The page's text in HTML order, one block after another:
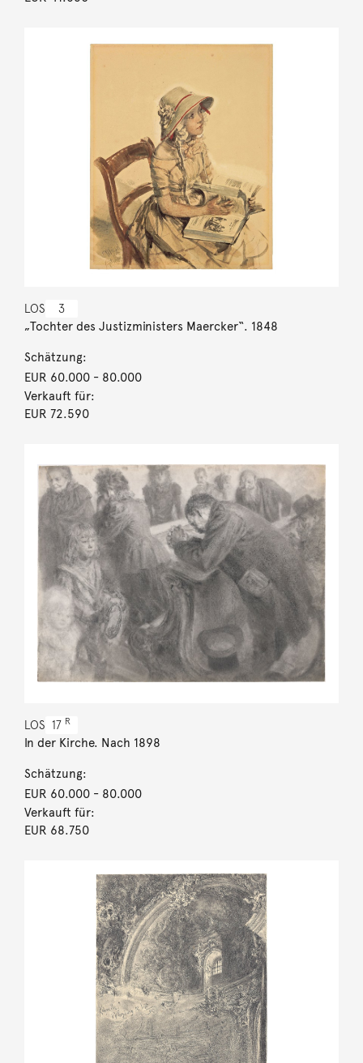
LOS 3
„Tochter des Justizministers Maercker“. 1848
Schätzung:
EUR 60.000- 80.000
Verkauft für:
EUR 72.590
LOS 17 R
In der Kirche. Nach 1898
Schätzung:
EUR 60.000- 80.000
Verkauft für:
EUR 68.750